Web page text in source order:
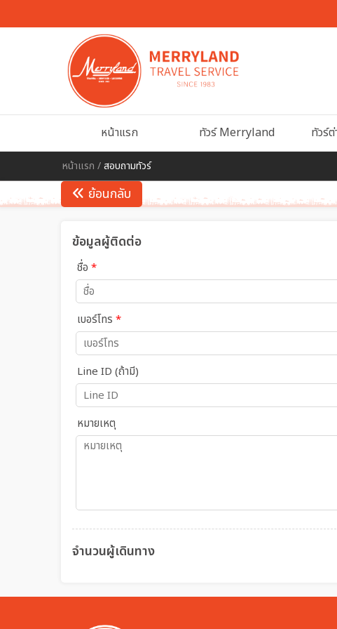
หน้าแรก ทัวร์ Merryland ทัวร์
หน้าแรก /สอบถามทัวร์
ย้อนกลับ
ข้อมูลผู้ติดต่อ
ชื่อ *
เบอร์โทร *
Line ID (ถ้ามี)
หมายเหตุ
จำนวนผู้เดินทาง